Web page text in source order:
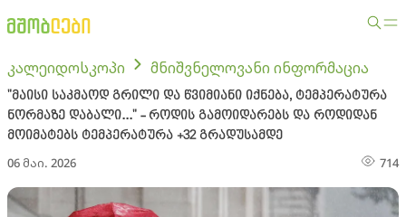
კალეიდოსკოპი მნიშვნელოვანი ინფორმაცია
"მაისი საკმაოდ გრილი და წვიმიანი იქნება, ტემპერატურა
ნორმაზე დაბალი..." - როდის გამოიდარებს და როდიდან
მოიმატებს ტემპერატურა +32 გრადუსამდე
06 მაი. 2026 714